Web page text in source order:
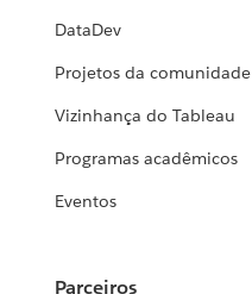
DataDev
Projetos da comunidade
Vizinhança do Tableau
Programas acadêmicos
Eventos
Parceiros